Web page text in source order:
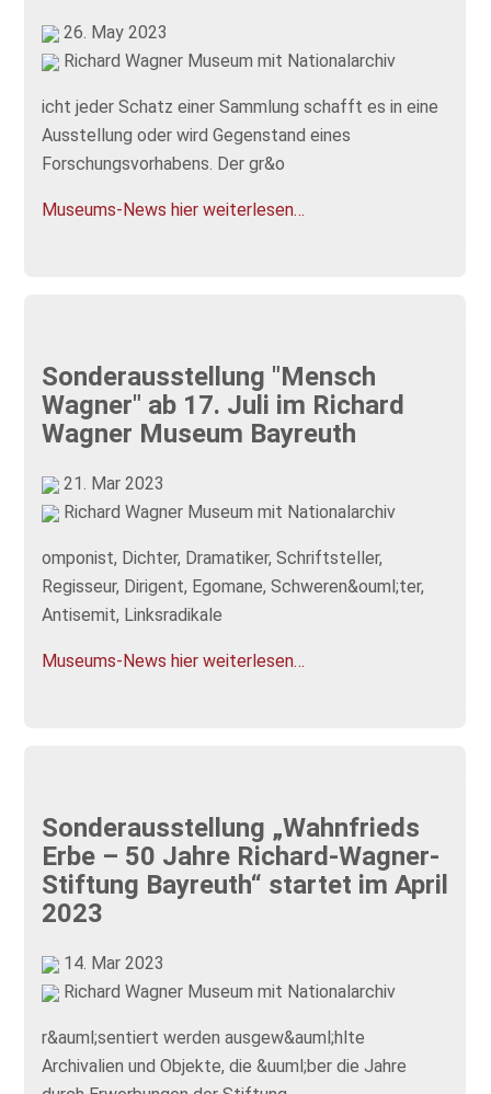
26. May 2023
Richard Wagner Museum mit Nationalarchiv
icht jeder Schatz einer Sammlung schafft es in eine
Ausstellung oder wird Gegenstand eines
Forschungsvorhabens. Der gr&o
Museums-News hier weiterlesen…
Sonderausstellung "Mensch
Wagner" ab 17. Juli im Richard
Wagner Museum Bayreuth
21. Mar 2023
Richard Wagner Museum mit Nationalarchiv
omponist, Dichter, Dramatiker, Schriftsteller,
Regisseur, Dirigent, Egomane, Schweren&ouml;ter,
Antisemit, Linksradikale
Museums-News hier weiterlesen…
Sonderausstellung „Wahnfrieds
Erbe – 50 Jahre Richard-Wagner-
Stiftung Bayreuth“ startet im April
2023
14. Mar 2023
Richard Wagner Museum mit Nationalarchiv
r&auml;sentiert werden ausgew&auml;hlte
Archivalien und Objekte, die &uuml;ber die Jahre